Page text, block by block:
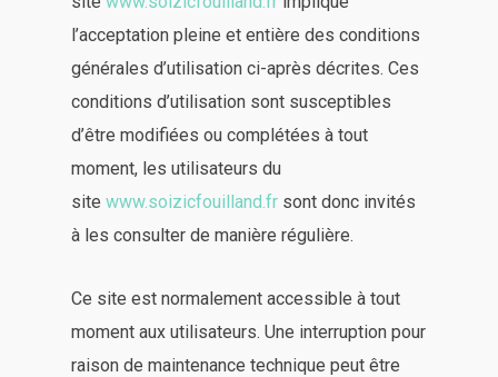
l’acceptation pleine et entière des conditions
générales d’utilisation ci-après décrites. Ces
conditions d’utilisation sont susceptibles
d’être modifiées ou complétées à tout
moment, les utilisateurs du
site www.soizicfouilland.fr sont donc invités
à les consulter de manière régulière.
Ce site est normalement accessible à tout
moment aux utilisateurs. Une interruption pour
raison de maintenance technique peut être